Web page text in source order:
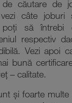
căutare de
câte joburi
poți să întrebi
respectiv
Vezi apoi
bună
– calitate.
și foarte